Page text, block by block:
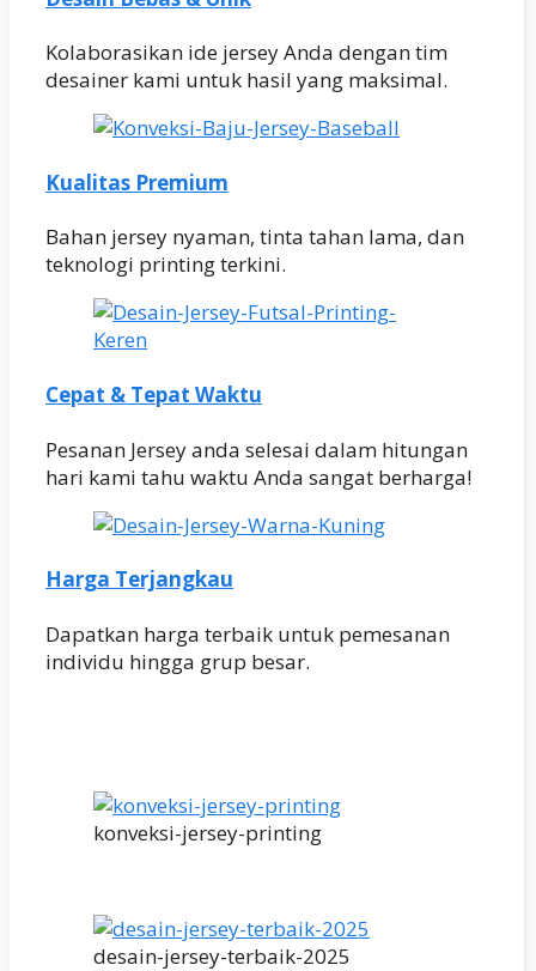
Kolaborasikan ide jersey Anda dengan tim
desainer kami untuk hasil yang maksimal.
Kualitas Premium
Bahan jersey nyaman, tinta tahan lama, dan
teknologi printing terkini.
Cepat & Tepat Waktu
Pesanan Jersey anda selesai dalam hitungan
hari kami tahu waktu Anda sangat berharga!
Harga Terjangkau
Dapatkan harga terbaik untuk pemesanan
individu hingga grup besar.
konveksi-jersey-printing
desain-jersey-terbaik-2025